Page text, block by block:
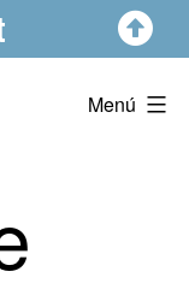
Menú